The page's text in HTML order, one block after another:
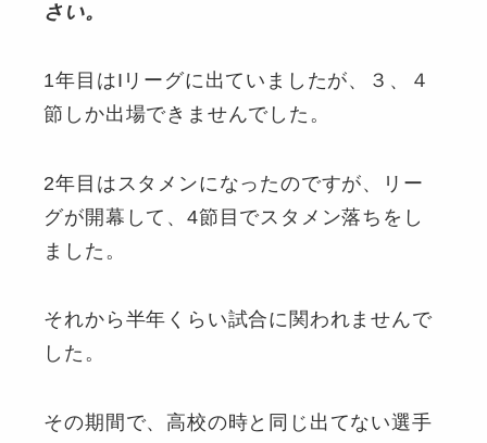
さい。
1年目はIリーグに出ていましたが、３、４
節しか出場できませんでした。
2年目はスタメンになったのですが、リー
グが開幕して、4節目でスタメン落ちをし
ました。
それから半年くらい試合に関われませんで
した。
その期間で、高校の時と同じ出てない選手